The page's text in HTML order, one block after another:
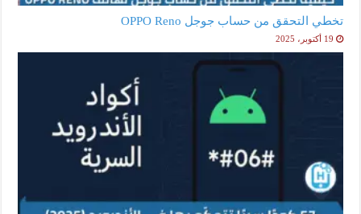
تخطي التحقق من حساب جوجل OPPO Reno
19 أكتوبر، 2025